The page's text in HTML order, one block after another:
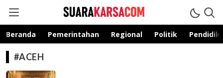
suarakarsa.com
Informasi terpercaya
Beranda Pemerintahan Regional Politik
#ACEH